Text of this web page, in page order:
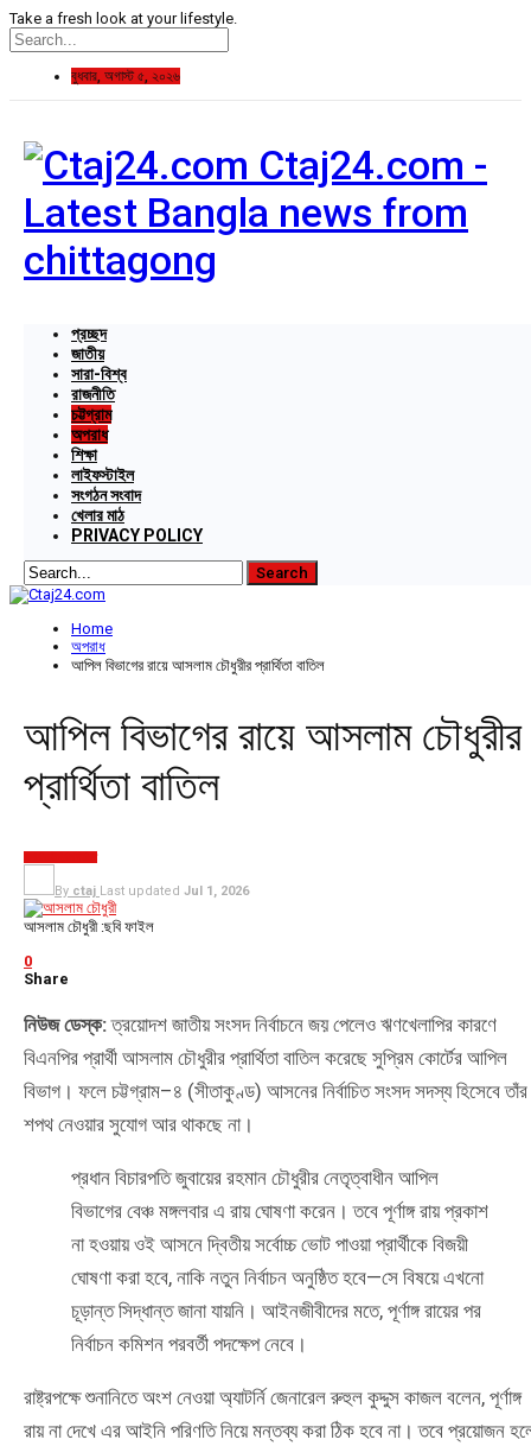
Take a fresh look at your lifestyle.
বুধবার, অগাস্ট ৫, ২০২৬
Ctaj24.com -
Latest Bangla news from
chittagong
প্রচ্ছদ
জাতীয়
সারা-বিশ্ব
রাজনীতি
চট্টগ্রাম
অপরাধ
শিক্ষা
লাইফস্টাইল
সংগঠন সংবাদ
খেলার মাঠ
PRIVACY POLICY
Home
অপরাধ
আপিল বিভাগের রায়ে আসলাম চৌধুরীর প্রার্থিতা বাতিল
আপিল বিভাগের রায়ে আসলাম চৌধুরীর
প্রার্থিতা বাতিল
By ctaj Last updated Jul 1, 2026
আসলাম চৌধুরী :ছবি ফাইল
0
Share
নিউজ ডেস্ক:ত্রয়োদশ জাতীয় সংসদ নির্বাচনে জয় পেলেও ঋণখেলাপির কারণে
বিএনপির প্রার্থী আসলাম চৌধুরীর প্রার্থিতা বাতিল করেছে সুপ্রিম কোর্টের আপিল
বিভাগ। ফলে চট্টগ্রাম–৪ (সীতাকুণ্ড) আসনের নির্বাচিত সংসদ সদস্য হিসেবে তাঁর
শপথ নেওয়ার সুযোগ আর থাকছে না।
প্রধান বিচারপতি জুবায়ের রহমান চৌধুরীর নেতৃত্বাধীন আপিল
বিভাগের বেঞ্চ মঙ্গলবার এ রায় ঘোষণা করেন। তবে পূর্ণাঙ্গ রায় প্রকাশ
না হওয়ায় ওই আসনে দ্বিতীয় সর্বোচ্চ ভোট পাওয়া প্রার্থীকে বিজয়ী
ঘোষণা করা হবে, নাকি নতুন নির্বাচন অনুষ্ঠিত হবে—সে বিষয়ে এখনো
চূড়ান্ত সিদ্ধান্ত জানা যায়নি। আইনজীবীদের মতে, পূর্ণাঙ্গ রায়ের পর
নির্বাচন কমিশন পরবর্তী পদক্ষেপ নেবে।
রাষ্ট্রপক্ষে শুনানিতে অংশ নেওয়া অ্যাটর্নি জেনারেল রুহুল কুদ্দুস কাজল বলেন, পূর্ণাঙ্গ
রায় না দেখে এর আইনি পরিণতি নিয়ে মন্তব্য করা ঠিক হবে না। তবে প্রয়োজন